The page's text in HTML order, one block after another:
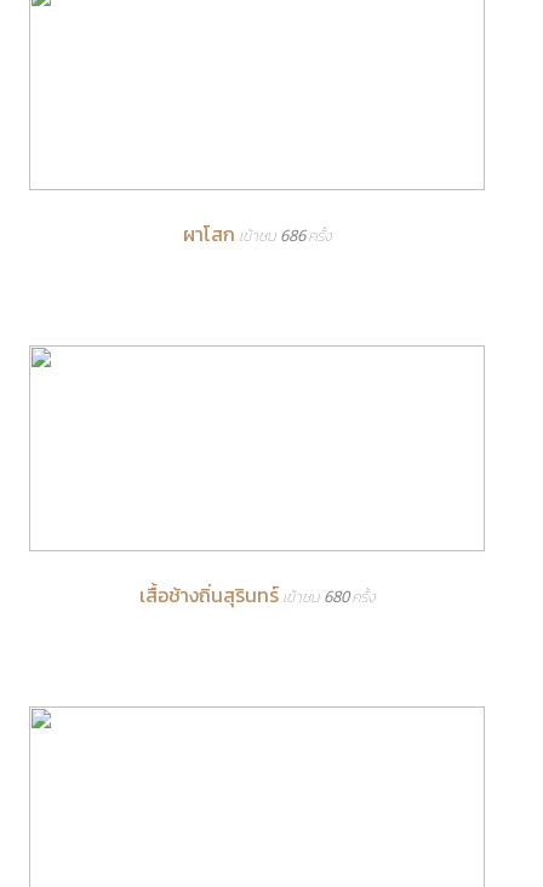
ผาโสก เข้าชม 686 ครั้ง
เสื้อช้างถิ่นสุรินทร์ เข้าชม 680 ครั้ง